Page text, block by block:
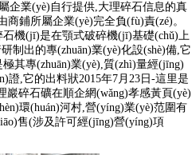
企業(yè)自行提供,大理碎石信息的真
商鋪所屬企業(yè)完全負(fù)責(zé)。
石機(jī)是在顎式破碎機(jī)基礎(chǔ)上
制出的專(zhuān)業(yè)化設(shè)備,它
其專(zhuān)業(yè),質(zhì)量經(jīng)
證,它的出料狀2015年7月23日-這里是
巖碎石礦在順企網(wǎng)孝感黃頁(yè)
環(huán)河村,營(yíng)業(yè)范圍有
銷(xiāo)售(涉及許可經(jīng)營(yíng)項